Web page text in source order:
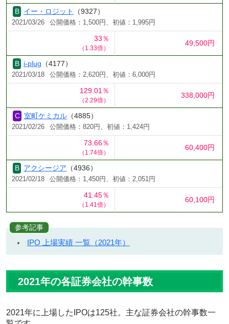
イー・ロジット （9327）
2021/03/26 公開価格：1,500円、初値：1,995円
33％
（1.33倍）
49,500円
i-plug （4177）
2021/03/18 公開価格：2,620円、初値：6,000円
129.01％
（2.29倍）
338,000円
室町ケミカル （4885）
2021/02/26 公開価格：820円、初値：1,424円
73.66％
（1.74倍）
60,400円
アクシージア （4936）
2021/02/18 公開価格：1,450円、初値：2,051円
41.45％
（1.41倍）
60,100円
参考記事
IPO 上場実績 一覧（2021年）
2021年の各証券会社の幹事数
2021年に上場したIPOは125社。主な証券会社の幹事数一